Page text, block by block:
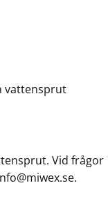
vattensprut
Vid frågor